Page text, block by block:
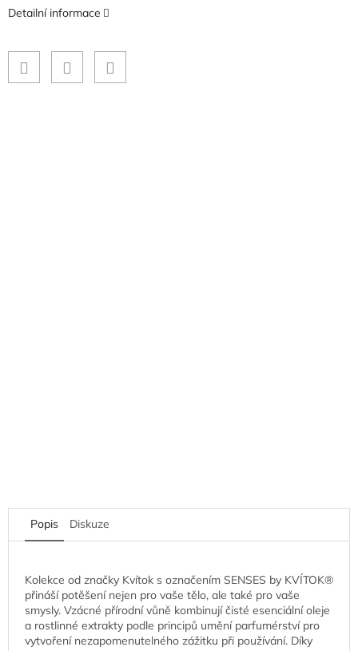
Detailní informace
Popis Diskuze
Kolekce od značky Kvítok s označením SENSES by KVÍTOK®
přináší potěšení nejen pro vaše tělo, ale také pro vaše
smysly. Vzácné přírodní vůně kombinují čisté esenciální oleje
a rostlinné extrakty podle principů umění parfumérství pro
vytvoření nezapomenutelného zážitku při používání. Díky